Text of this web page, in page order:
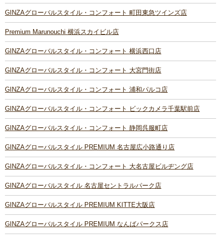
GINZAグローバルスタイル・コンフォート 町田東急ツインズ店
Premium Marunouchi 横浜スカイビル店
GINZAグローバルスタイル・コンフォート 横浜西口店
GINZAグローバルスタイル・コンフォート 大宮門街店
GINZAグローバルスタイル・コンフォート 浦和パルコ店
GINZAグローバルスタイル・コンフォート ビックカメラ千葉駅前店
GINZAグローバルスタイル・コンフォート 静岡呉服町店
GINZAグローバルスタイル PREMIUM 名古屋広小路通り店
GINZAグローバルスタイル・コンフォート 大名古屋ビルヂング店
GINZAグローバルスタイル 名古屋セントラルパーク店
GINZAグローバルスタイル PREMIUM KITTE大阪店
GINZAグローバルスタイル PREMIUM なんばパークス店